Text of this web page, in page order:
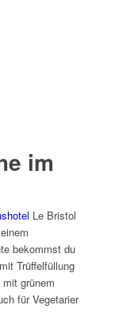
im
Le Bristol
bekommst du
Trüffelfüllung
grünem
für Vegetarier